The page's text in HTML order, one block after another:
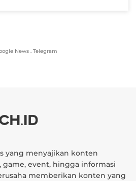
News . Telegram
yang menyajikan konten
event, hingga informasi
memberikan konten yang